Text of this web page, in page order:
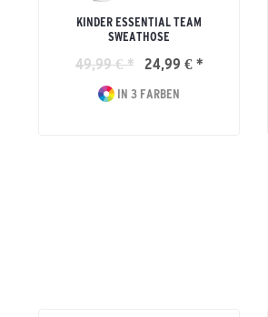
KINDER ESSENTIAL TEAM
SWEATHOSE
49,99 € * 24,99 € *
IN 3 FARBEN